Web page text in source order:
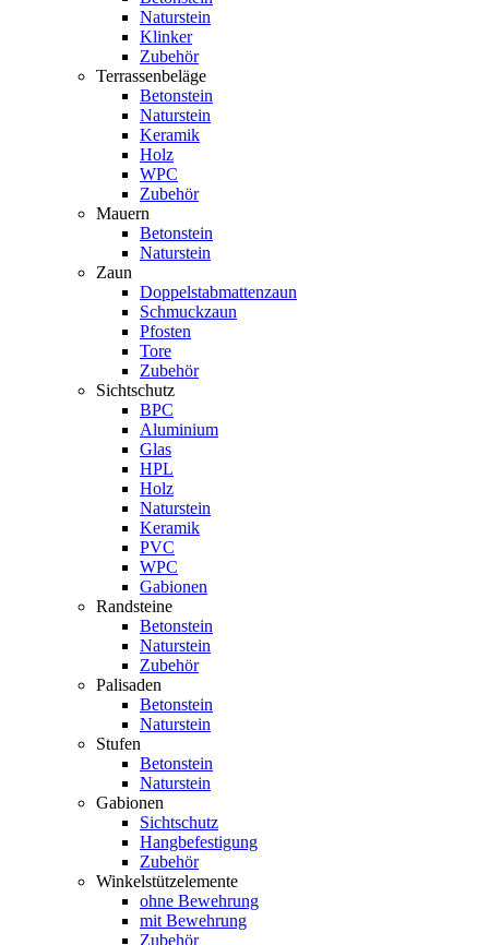
Naturstein
Klinker
Zubehör
Terrassenbeläge
Betonstein
Naturstein
Keramik
Holz
WPC
Zubehör
Mauern
Betonstein
Naturstein
Zaun
Doppelstabmattenzaun
Schmuckzaun
Pfosten
Tore
Zubehör
Sichtschutz
BPC
Aluminium
Glas
HPL
Holz
Naturstein
Keramik
PVC
WPC
Gabionen
Randsteine
Betonstein
Naturstein
Zubehör
Palisaden
Betonstein
Naturstein
Stufen
Betonstein
Naturstein
Gabionen
Sichtschutz
Hangbefestigung
Zubehör
Winkelstützelemente
ohne Bewehrung
mit Bewehrung
Zubehör